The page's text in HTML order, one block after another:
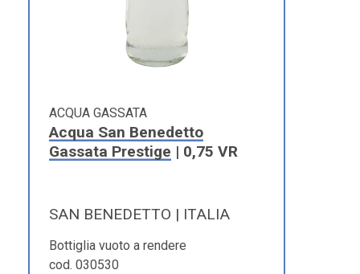
ACQUA GASSATA
Acqua San Benedetto
Gassata Prestige | 0,75 VR
SAN BENEDETTO | ITALIA
Bottiglia vuoto a rendere
cod. 030530